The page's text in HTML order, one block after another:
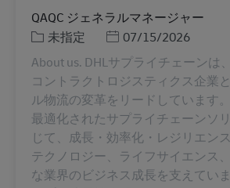
QAQC ジェネラルマネージャー
类别未指定 Posted Date
07/15/2026
About us. DHLサプライチェーンは
コントラクトロジスティクス企業
ル物流の変革をリードしています
最適化されたサプライチェーンソ
じて、成長・効率化・レジリエン
テクノロジー、ライフサイエンス
な業界のビジネス成長を支えてい